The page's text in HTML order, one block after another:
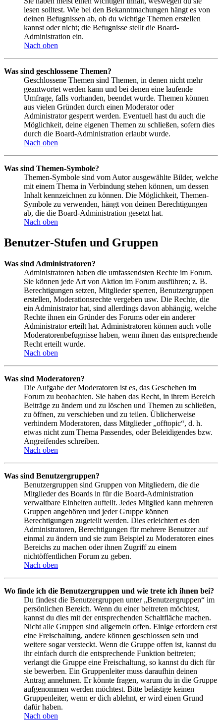
lesen solltest. Wie bei den Bekanntmachungen hängt es von
deinen Befugnissen ab, ob du wichtige Themen erstellen
kannst oder nicht; die Befugnisse stellt die Board-
Administration ein.
Nach oben
Was sind geschlossene Themen?
Geschlossene Themen sind Themen, in denen nicht mehr
geantwortet werden kann und bei denen eine laufende
Umfrage, falls vorhanden, beendet wurde. Themen können
aus vielen Gründen durch einen Moderator oder
Administrator gesperrt werden. Eventuell hast du auch die
Möglichkeit, deine eigenen Themen zu schließen, sofern dies
durch die Board-Administration erlaubt wurde.
Nach oben
Was sind Themen-Symbole?
Themen-Symbole sind vom Autor ausgewählte Bilder, welche
mit einem Thema in Verbindung stehen können, um dessen
Inhalt kennzeichnen zu können. Die Möglichkeit, Themen-
Symbole zu verwenden, hängt von deinen Berechtigungen
ab, die die Board-Administration gesetzt hat.
Nach oben
Benutzer-Stufen und Gruppen
Was sind Administratoren?
Administratoren haben die umfassendsten Rechte im Forum.
Sie können jede Art von Aktion im Forum ausführen; z. B.
Berechtigungen setzen, Mitglieder sperren, Benutzergruppen
erstellen, Moderationsrechte vergeben usw. Die Rechte, die
ein Administrator hat, sind allerdings davon abhängig, welche
Rechte ihnen ein Gründer des Forums oder ein anderer
Administrator erteilt hat. Administratoren können auch volle
Moderatorenbefugnisse haben, wenn ihnen das entsprechende
Recht erteilt wurde.
Nach oben
Was sind Moderatoren?
Die Aufgabe der Moderatoren ist es, das Geschehen im
Forum zu beobachten. Sie haben das Recht, in ihrem Bereich
Beiträge zu ändern und zu löschen und Themen zu schließen,
zu öffnen, zu verschieben und zu teilen. Üblicherweise
verhindern Moderatoren, dass Mitglieder „offtopic“, d. h.
etwas nicht zum Thema Passendes, oder Beleidigendes bzw.
Angreifendes schreiben.
Nach oben
Was sind Benutzergruppen?
Benutzergruppen sind Gruppen von Mitgliedern, die die
Mitglieder des Boards in für die Board-Administration
verwaltbare Einheiten aufteilt. Jedes Mitglied kann mehreren
Gruppen angehören und jeder Gruppe können
Berechtigungen zugeteilt werden. Dies erleichtert es den
Administratoren, Berechtigungen für mehrere Benutzer auf
einmal zu ändern und sie zum Beispiel zu Moderatoren eines
Bereichs zu machen oder ihnen Zugriff zu einem
nichtöffentlichen Forum zu geben.
Nach oben
Wo finde ich die Benutzergruppen und wie trete ich ihnen bei?
Du findest die Benutzergruppen unter „Benutzergruppen“ im
persönlichen Bereich. Wenn du einer beitreten möchtest,
kannst du dies mit der entsprechenden Schaltfläche machen.
Nicht alle Gruppen sind allgemein offen. Einige erfordern erst
eine Freischaltung, andere können geschlossen sein und
weitere sogar versteckt. Wenn die Gruppe offen ist, kannst du
ihr einfach durch die entsprechende Funktion beitreten;
verlangt die Gruppe eine Freischaltung, so kannst du dich für
sie bewerben. Ein Gruppenleiter muss daraufhin deinen
Antrag annehmen. Er könnte fragen, warum du in die Gruppe
aufgenommen werden möchtest. Bitte belästige keinen
Gruppenleiter, wenn er dich ablehnt, er wird einen Grund
dafür haben.
Nach oben